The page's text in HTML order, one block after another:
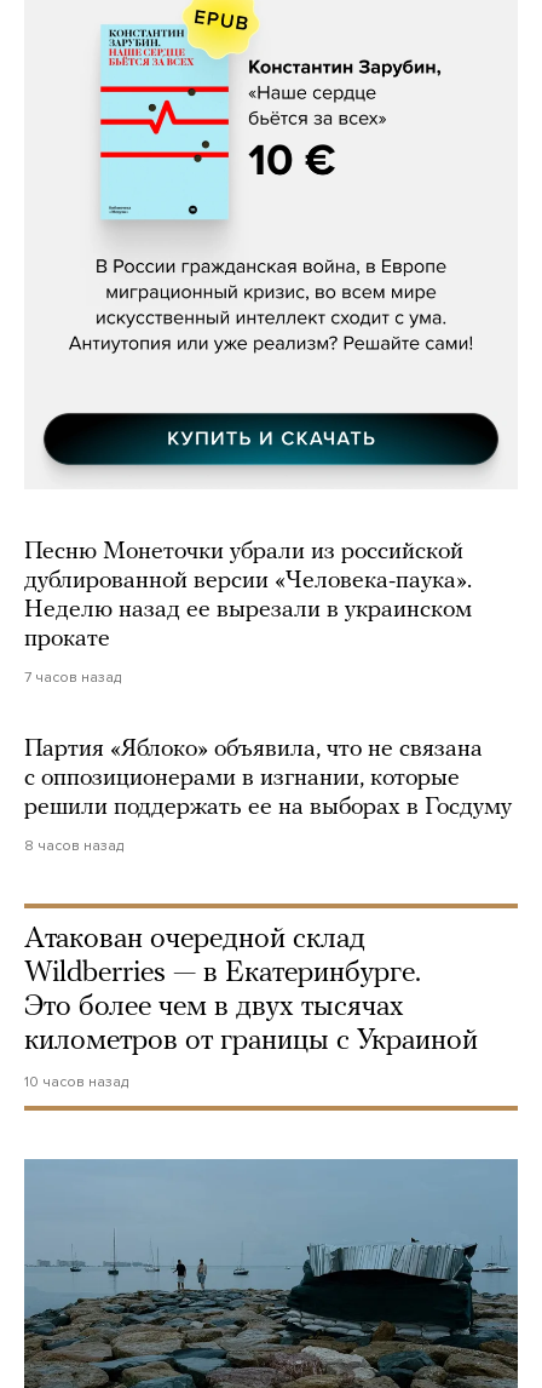
Константин Зарубин, «Наше сердце
Песню Монеточки убрали из российской
дублированной версии «Человека-паука».
Неделю назад ее вырезали в украинском
прокате
7 часов назад
Партия «Яблоко» объявила, что не связана
с оппозиционерами в изгнании, которые
решили поддержать ее на выборах в Госдуму
8 часов назад
Атакован очередной склад
Wildberries — в Екатеринбурге.
Это более чем в двух тысячах
километров от границы с Украиной
10 часов назад